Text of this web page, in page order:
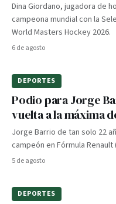
Dina Giordano, jugadora de
campeona mundial con la
World Masters Hockey 2026.
6 de agosto
DEPORTES
Podio para Jorge
vuelta a la máxima
Jorge Barrio de tan solo 22
campeón en Fórmula Renault
5 de agosto
DEPORTES